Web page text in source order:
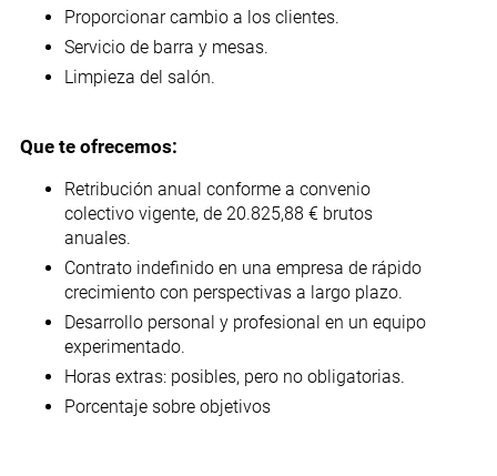
Proporcionar cambio a los clientes.
Servicio de barra y mesas.
Limpieza del salón.
Que te ofrecemos:
Retribución anual conforme a convenio
colectivo vigente, de 20.825,88 € brutos
anuales.
Contrato indefinido en una empresa de rápido
crecimiento con perspectivas a largo plazo.
Desarrollo personal y profesional en un equipo
experimentado.
Horas extras: posibles, pero no obligatorias.
Porcentaje sobre objetivos